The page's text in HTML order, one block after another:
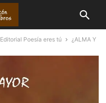
Editorial Poesía eres tú
¿ALMA Y